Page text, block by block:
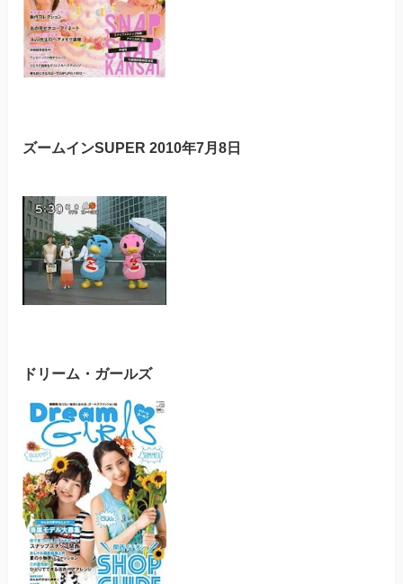
ズームインSUPER 2010年7月8日
ドリーム・ガールズ